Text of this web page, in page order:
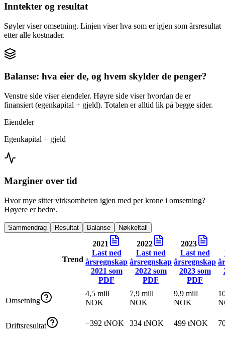
Inntekter og resultat
Søyler viser omsetning. Linjen viser hva som er igjen som årsresultat
etter alle kostnader.
Balanse: hva eier de, og hvem skylder de penger?
Venstre side viser eiendeler. Høyre side viser hvordan de er
finansiert (egenkapital + gjeld). Totalen er alltid lik på begge sider.
Eiendeler
Egenkapital + gjeld
Marginer over tid
Hvor mye sitter virksomheten igjen med per krone i omsetning?
Høyere er bedre.
Sammendrag Resultat Balanse Nøkkeltall
Trend
2021
Last ned
årsregnskap
2021 som
PDF
2022
Last ned
årsregnskap
2022som
PDF
2023
Last ned
årsregnskap
2023som
PDF
Omsetning
4,5 mill
NOK
7,9 mill
NOK
9,9 mill
NOK
Driftsresultat −392 tNOK 334 tNOK 499 tNOK